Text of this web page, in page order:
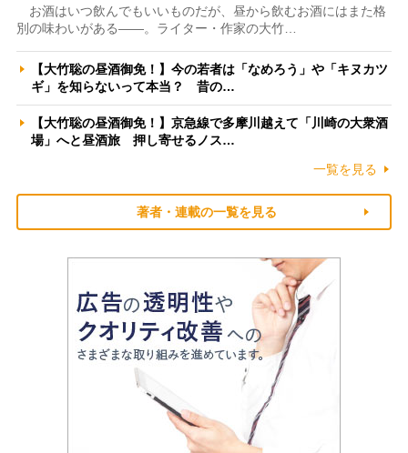
お酒はいつ飲んでもいいものだが、昼から飲むお酒にはまた格
別の味わいがある――。ライター・作家の大竹…
【大竹聡の昼酒御免！】今の若者は「なめろう」や「キヌカツ
ギ」を知らないって本当？ 昔の…
【大竹聡の昼酒御免！】京急線で多摩川越えて「川崎の大衆酒
場」へと昼酒旅 押し寄せるノス…
一覧を見る
著者・連載の一覧を見る